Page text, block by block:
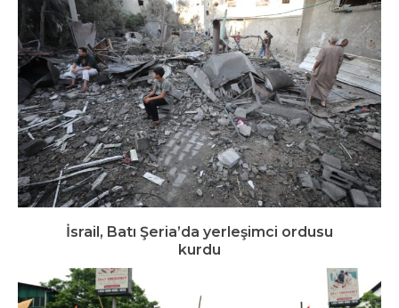
İsrail, Batı Şeria’da yerleşimci ordusu
kurdu